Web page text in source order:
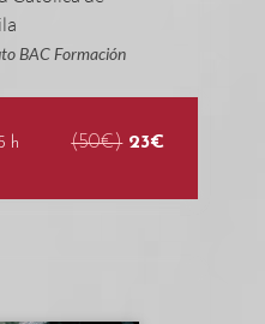
BAC Formación
h (50€) 23€